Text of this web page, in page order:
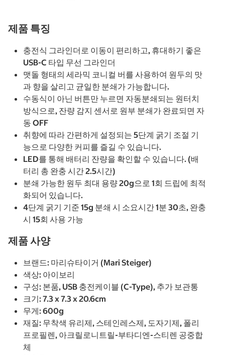
제품 특징
충전식 그라인더로 이동이 편리하고, 휴대하기 좋은
USB-C 타입 무선 그라인더
맷돌 형태의 세라믹 코니컬 버를 사용하여 원두의 맛
과 향을 살리고 균일한 분쇄가 가능합니다.
수동식이 아닌 버튼만 누르면 자동분쇄되는 원터치
방식으로, 잔량 감지 센서로 원부 분쇄가 완료되면 자
동 OFF
취향에 따라 간편하게 설정되는 5단계 굵기 조절 기
능으로 다양한 커피를 즐길 수 있습니다.
LED를 통해 배터리 잔량을 확인할 수 있습니다. (배
터리 총 완충 시간 2.5시간)
분쇄 가능한 원두 최대 용량 20g으로 1회 드립에 최적
화되어 있습니다.
4단계 굵기 기준 15g 분쇄 시 소요시간 1분 30초, 완충
시 15회 사용 가능
제품 사양
브랜드: 마리슈타이거 (Mari Steiger)
색상: 아이보리
구성: 본품, USB 충전케이블 (C-Type), 추가 보관통
크기: 7.3 x 7.3 x 20.6cm
무게: 600g
재질: 무착색 유리제, 스테인레스제, 도자기제, 폴리
프로필렌, 아크릴로니트릴-부타디엔-스티렌 공중합
체